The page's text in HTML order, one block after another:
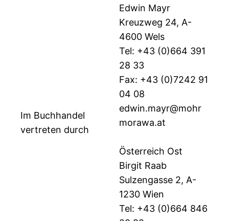
Im Buchhandel
vertreten durch
Edwin Mayr
Kreuzweg 24, A-
4600 Wels
Tel: +43 (0)664 391
28 33
Fax: +43 (0)7242 91
04 08
edwin.mayr@mohr
morawa.at
Österreich Ost
Birgit Raab
Sulzengasse 2, A-
1230 Wien
Tel: +43 (0)664 846